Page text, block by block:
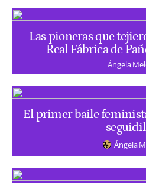
Las pioneras que
Real Fábrica de
Ángela
El primer baile
Ángela